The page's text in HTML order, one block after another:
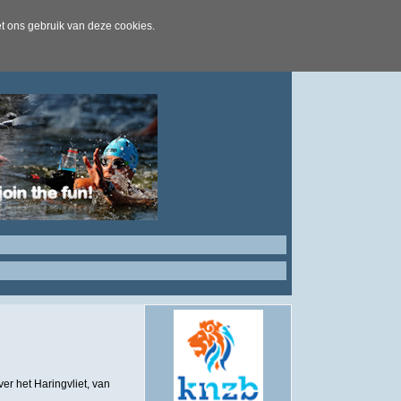
ons gebruik van deze cookies.
het Haringvliet, van